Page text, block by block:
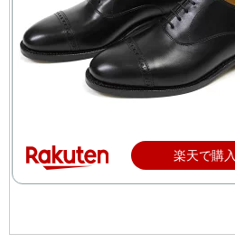
楽天で購入